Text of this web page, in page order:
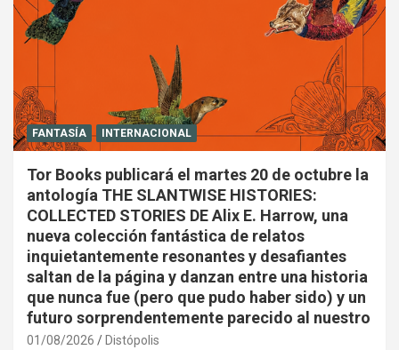
FANTASÍA INTERNACIONAL
Tor Books publicará el martes 20 de octubre la
antología THE SLANTWISE HISTORIES:
COLLECTED STORIES DE Alix E. Harrow, una
nueva colección fantástica de relatos
inquietantemente resonantes y desafiantes
saltan de la página y danzan entre una historia
que nunca fue (pero que pudo haber sido) y un
futuro sorprendentemente parecido al nuestro
01/08/2026 Distópolis